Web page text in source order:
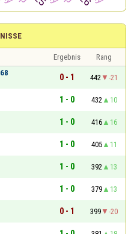
Ergebnis
Rang
0 - 1 442
-21
1 - 0 432
10
1 - 0 416
16
1 - 0 405
11
1 - 0 392
13
1 - 0 379
13
0 - 1 399
-20